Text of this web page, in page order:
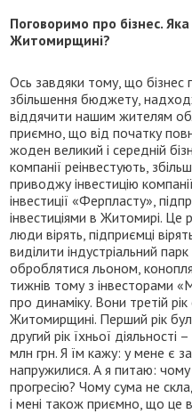
Поговоримо про бізнес.
Житомирщині?
Ось завдяки тому, що бізнес
збільшення бюджету,
віддячити нашим жителям
приємно, що від початку
жоден великий і середній
компанії реінвестують,
приводжу інвестицію
інвестиції «Ферпласту»,
інвестиціями в Житомирі. Це
люди вірять, підприємці
виділити індустріальний
оброблятися льоном,
тижнів тому з інвесторами
про динаміку. Вони третій
Житомирщині. Перший рік
другий рік їхньої
млн грн. Я їм кажу: у мене є
напружилися. А я питаю:
прогресію? Чому сума не
і мені також приємно, що це